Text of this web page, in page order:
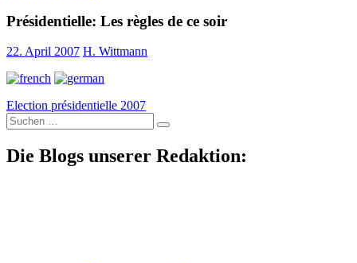
Présidentielle: Les règles de ce soir
22. April 2007 H. Wittmann
Election présidentielle 2007
Suche
nach:
Die Blogs unserer Redaktion: